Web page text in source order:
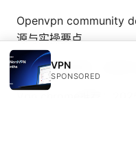
Openvpn community
源与实操要点
加速器vpn翻墙：全面实
VPN
SPONSORED